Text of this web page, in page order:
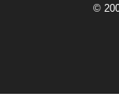
©